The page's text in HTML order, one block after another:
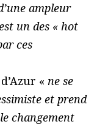
ampleur
un des « hot
ces
« ne se
et prend
changement